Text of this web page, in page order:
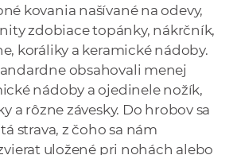
kovania našívané na odevy,
zdobiace topánky, nákrčník,
koráliky a keramické nádoby.
obsahovali menej
nádoby a ojedinele nožík,
a rôzne závesky. Do hrobov sa
strava, z čoho sa nám
uložené pri nohách alebo